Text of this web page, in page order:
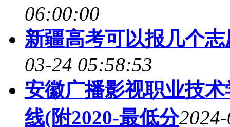
06:00:00
新疆高考可以报几个
03-24 05:58:53
安徽广播影视职业技
线(附2020-最低分